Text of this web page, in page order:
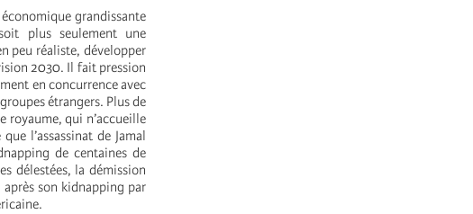
grandissante
plus seulement une
peu réaliste, développer
2030. Il fait pression
en concurrence avec
étrangers. Plus de
royaume, qui n’accueille
l’assassinat de Jamal
de centaines de
délestées, la démission
son kidnapping par